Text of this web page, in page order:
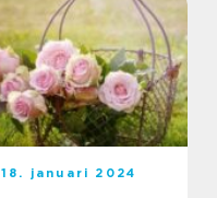
18. januari 2024